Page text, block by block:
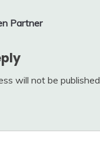
Partner
will not be published.